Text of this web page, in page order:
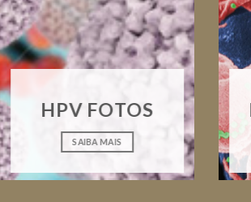
HPV FOTOS
SAIBA MAIS